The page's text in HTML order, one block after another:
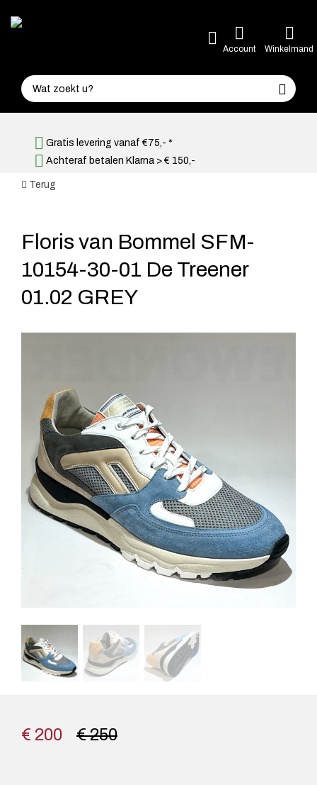
Account Winkelmand
Gratis levering vanaf €75,- *
Achteraf betalen Klarna > € 150,-
Terug
Floris van Bommel SFM-
10154-30-01 De Treener
01.02 GREY
€ 250
€ 200